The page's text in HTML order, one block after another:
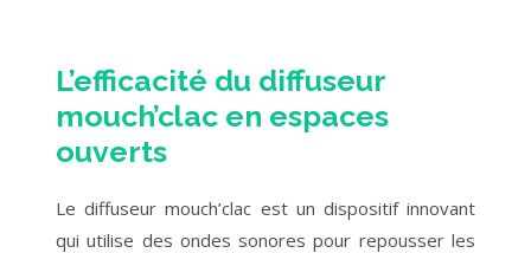
L’efficacité du diffuseur
mouch’clac en espaces
ouverts
Le diffuseur mouch’clac est un dispositif innovant
qui utilise des ondes sonores pour repousser les